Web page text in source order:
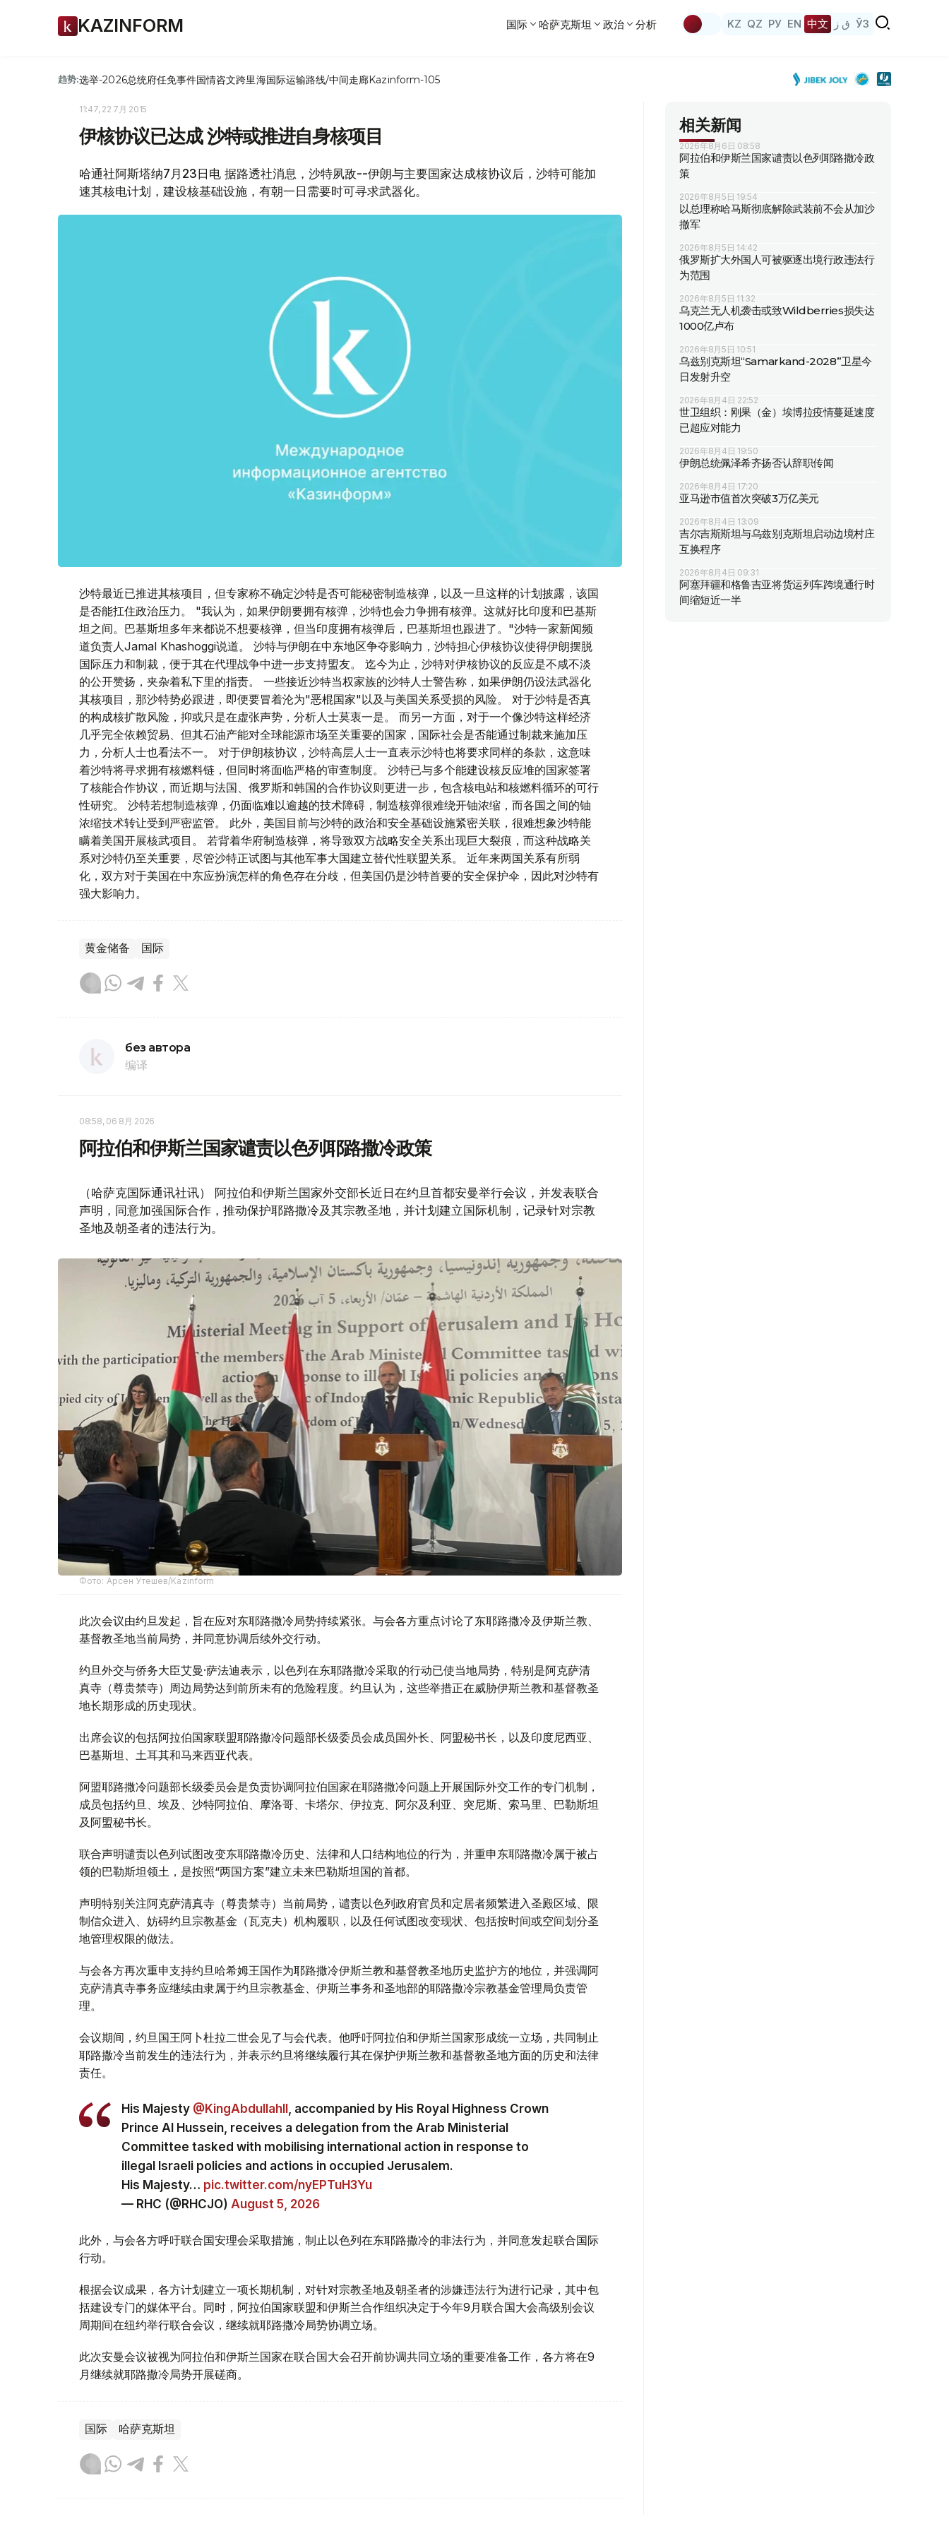
KAZINFORM 国际 哈萨克斯坦 政治 分析 KZ QZ РУ EN 中文 ق ز ЎЗ
趋势:选举-2026总统府任免事件国情咨文跨里海国际运输路线/中间走廊Kazinform-105
11:47, 22 7月 2015
伊核协议已达成 沙特或推进自身核项目
哈通社阿斯塔纳7月23日电 据路透社消息，沙特夙敌--伊朗与主要国家达成核协议后，沙特可能加
速其核电计划，建设核基础设施，有朝一日需要时可寻求武器化。
沙特最近已推进其核项目，但专家称不确定沙特是否可能秘密制造核弹，以及一旦这样的计划披露，该国
是否能扛住政治压力。 "我认为，如果伊朗要拥有核弹，沙特也会力争拥有核弹。这就好比印度和巴基斯
坦之间。巴基斯坦多年来都说不想要核弹，但当印度拥有核弹后，巴基斯坦也跟进了。"沙特一家新闻频
道负责人Jamal Khashoggi说道。 沙特与伊朗在中东地区争夺影响力，沙特担心伊核协议使得伊朗摆脱
国际压力和制裁，便于其在代理战争中进一步支持盟友。 迄今为止，沙特对伊核协议的反应是不咸不淡
的公开赞扬，夹杂着私下里的指责。 一些接近沙特当权家族的沙特人士警告称，如果伊朗仍设法武器化
其核项目，那沙特势必跟进，即便要冒着沦为"恶棍国家"以及与美国关系受损的风险。 对于沙特是否真
的构成核扩散风险，抑或只是在虚张声势，分析人士莫衷一是。 而另一方面，对于一个像沙特这样经济
几乎完全依赖贸易、但其石油产能对全球能源市场至关重要的国家，国际社会是否能通过制裁来施加压
力，分析人士也看法不一。 对于伊朗核协议，沙特高层人士一直表示沙特也将要求同样的条款，这意味
着沙特将寻求拥有核燃料链，但同时将面临严格的审查制度。 沙特已与多个能建设核反应堆的国家签署
了核能合作协议，而近期与法国、俄罗斯和韩国的合作协议则更进一步，包含核电站和核燃料循环的可行
性研究。 沙特若想制造核弹，仍面临难以逾越的技术障碍，制造核弹很难绕开铀浓缩，而各国之间的铀
浓缩技术转让受到严密监管。 此外，美国目前与沙特的政治和安全基础设施紧密关联，很难想象沙特能
瞒着美国开展核武项目。 若背着华府制造核弹，将导致双方战略安全关系出现巨大裂痕，而这种战略关
系对沙特仍至关重要，尽管沙特正试图与其他军事大国建立替代性联盟关系。 近年来两国关系有所弱
化，双方对于美国在中东应扮演怎样的角色存在分歧，但美国仍是沙特首要的安全保护伞，因此对沙特有
强大影响力。
黄金储备 国际
без автора
编译
08:58, 06 8月 2026
阿拉伯和伊斯兰国家谴责以色列耶路撒冷政策
（哈萨克国际通讯社讯） 阿拉伯和伊斯兰国家外交部长近日在约旦首都安曼举行会议，并发表联合
声明，同意加强国际合作，推动保护耶路撒冷及其宗教圣地，并计划建立国际机制，记录针对宗教
圣地及朝圣者的违法行为。
Фото: Арсен Утешев/Kazinform
此次会议由约旦发起，旨在应对东耶路撒冷局势持续紧张。与会各方重点讨论了东耶路撒冷及伊斯兰教、
基督教圣地当前局势，并同意协调后续外交行动。
约旦外交与侨务大臣艾曼·萨法迪表示，以色列在东耶路撒冷采取的行动已使当地局势，特别是阿克萨清
真寺（尊贵禁寺）周边局势达到前所未有的危险程度。约旦认为，这些举措正在威胁伊斯兰教和基督教圣
地长期形成的历史现状。
出席会议的包括阿拉伯国家联盟耶路撒冷问题部长级委员会成员国外长、阿盟秘书长，以及印度尼西亚、
巴基斯坦、土耳其和马来西亚代表。
阿盟耶路撒冷问题部长级委员会是负责协调阿拉伯国家在耶路撒冷问题上开展国际外交工作的专门机制，
成员包括约旦、埃及、沙特阿拉伯、摩洛哥、卡塔尔、伊拉克、阿尔及利亚、突尼斯、索马里、巴勒斯坦
及阿盟秘书长。
联合声明谴责以色列试图改变东耶路撒冷历史、法律和人口结构地位的行为，并重申东耶路撒冷属于被占
领的巴勒斯坦领土，是按照“两国方案”建立未来巴勒斯坦国的首都。
声明特别关注阿克萨清真寺（尊贵禁寺）当前局势，谴责以色列政府官员和定居者频繁进入圣殿区域、限
制信众进入、妨碍约旦宗教基金（瓦克夫）机构履职，以及任何试图改变现状、包括按时间或空间划分圣
地管理权限的做法。
与会各方再次重申支持约旦哈希姆王国作为耶路撒冷伊斯兰教和基督教圣地历史监护方的地位，并强调阿
克萨清真寺事务应继续由隶属于约旦宗教基金、伊斯兰事务和圣地部的耶路撒冷宗教基金管理局负责管
理。
会议期间，约旦国王阿卜杜拉二世会见了与会代表。他呼吁阿拉伯和伊斯兰国家形成统一立场，共同制止
耶路撒冷当前发生的违法行为，并表示约旦将继续履行其在保护伊斯兰教和基督教圣地方面的历史和法律
责任。
His Majesty @KingAbdullahII , accompanied by His Royal Highness Crown
Prince Al Hussein, receives a delegation from the Arab Ministerial
Committee tasked with mobilising international action in response to
illegal Israeli policies and actions in occupied Jerusalem.
His Majesty… pic.twitter.com/nyEPTuH3Yu
— RHC (@RHCJO) August 5, 2026
此外，与会各方呼吁联合国安理会采取措施，制止以色列在东耶路撒冷的非法行为，并同意发起联合国际
行动。
根据会议成果，各方计划建立一项长期机制，对针对宗教圣地及朝圣者的涉嫌违法行为进行记录，其中包
括建设专门的媒体平台。同时，阿拉伯国家联盟和伊斯兰合作组织决定于今年9月联合国大会高级别会议
周期间在纽约举行联合会议，继续就耶路撒冷局势协调立场。
此次安曼会议被视为阿拉伯和伊斯兰国家在联合国大会召开前协调共同立场的重要准备工作，各方将在9
月继续就耶路撒冷局势开展磋商。
国际 哈萨克斯坦
相关新闻
2026年8月6日 08:58
阿拉伯和伊斯兰国家谴责以色列耶路撒冷政
策
2026年8月5日 19:54
以总理称哈马斯彻底解除武装前不会从加沙
撤军
2026年8月5日 14:42
俄罗斯扩大外国人可被驱逐出境行政违法行
为范围
2026年8月5日 11:32
乌克兰无人机袭击或致Wildberries损失达
1000亿卢布
2026年8月5日 10:51
乌兹别克斯坦“Samarkand-2028”卫星今
日发射升空
2026年8月4日 22:52
世卫组织：刚果（金）埃博拉疫情蔓延速度
已超应对能力
2026年8月4日 19:50
伊朗总统佩泽希齐扬否认辞职传闻
2026年8月4日 17:20
亚马逊市值首次突破3万亿美元
2026年8月4日 13:09
吉尔吉斯斯坦与乌兹别克斯坦启动边境村庄
互换程序
2026年8月4日 09:31
阿塞拜疆和格鲁吉亚将货运列车跨境通行时
间缩短近一半